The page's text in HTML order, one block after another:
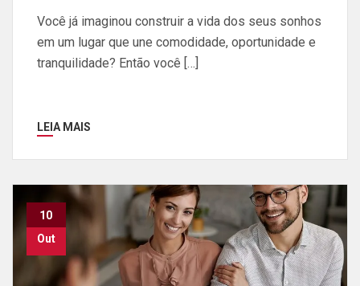
Você já imaginou construir a vida dos seus sonhos
em um lugar que une comodidade, oportunidade e
tranquilidade? Então você […]
LEIA MAIS
10
Out